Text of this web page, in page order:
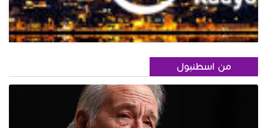
من اسطنبول